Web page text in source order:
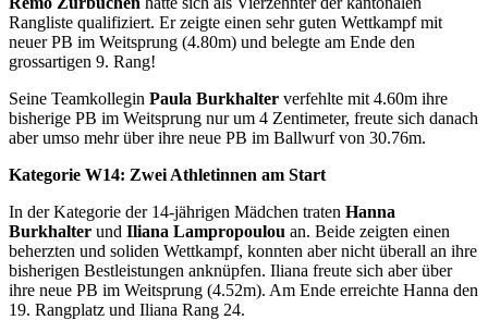
Rangliste qualifiziert. Er zeigte einen sehr guten Wettkampf mit
neuer PB im Weitsprung (4.80m) und belegte am Ende den
grossartigen 9. Rang!
Seine Teamkollegin Paula Burkhalter verfehlte mit 4.60m ihre
bisherige PB im Weitsprung nur um 4 Zentimeter, freute sich danach
aber umso mehr über ihre neue PB im Ballwurf von 30.76m.
Kategorie W14: Zwei Athletinnen am Start
In der Kategorie der 14-jährigen Mädchen traten Hanna
Burkhalter und Iliana Lampropoulou an. Beide zeigten einen
beherzten und soliden Wettkampf, konnten aber nicht überall an ihre
bisherigen Bestleistungen anknüpfen. Iliana freute sich aber über
ihre neue PB im Weitsprung (4.52m). Am Ende erreichte Hanna den
19. Rangplatz und Iliana Rang 24.